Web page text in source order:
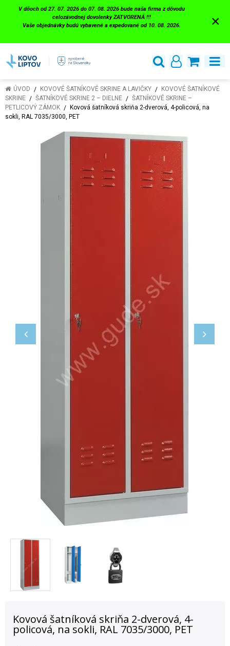
V dňoch od 27. 07. 2026 do 07. 08. 2026 bude naša firma z dôvodu
celozávodnej dovolenky ZATVORENÁ !!!
Vaše objednávky budú vybavené a expedované od 10. 08. 2026.
×
ÚVOD KOVOVÉ ŠATNÍKOVÉ SKRINE A LAVIČKY
KOVOVÉ ŠATNÍKOVÉ
SKRINE
ŠATNÍKOVÉ SKRINE 2 – DIELNE
ŠATNÍKOVÉ SKRINE –
PETLICOVÝ ZÁMOK
Kovová šatníková skriňa 2-dverová, 4-policová, na
sokli, RAL 7035/3000, PET
Kovová šatníková skriňa 2-dverová, 4-
policová, na sokli, RAL 7035/3000, PET